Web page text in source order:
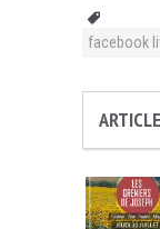
facebook